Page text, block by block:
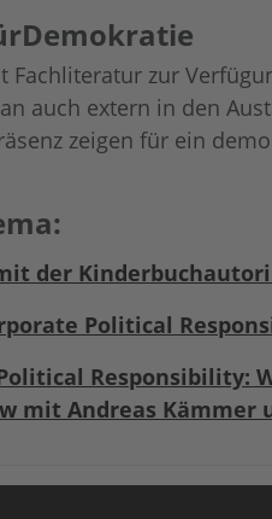
zur
auch extern in den
zeigen für ein
der
Political
Responsibility:
Andreas Kämmer